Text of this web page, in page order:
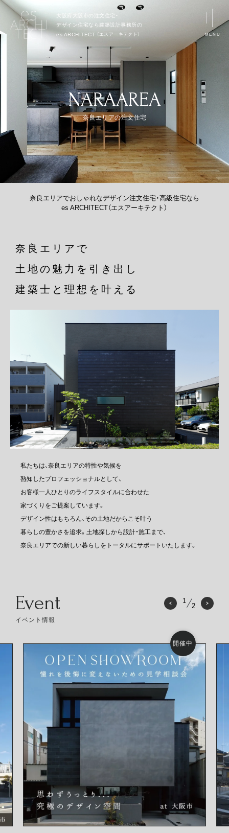
大阪府大阪市の注文住宅・
デザイン住宅なら 建築設計事務所の
es ARCHITECT （ エスアーキテクト） MENU
NARAAREA
奈良エリアの注文住宅
奈良エリアでおしゃれなデザイン注文住宅・高級住宅なら
es ARCHITECT（エスアーキテクト）
奈良エリアで
土地の魅力を引き出し
建築士と理想を叶える
私たちは、奈良エリアの特性や気候を
熟知したプロフェッショナルとして、
お客様一人ひとりのライフスタイルに合わせた
家づくりをご提案しています。
デザイン性はもちろん、その土地だからこそ叶う
暮らしの豊かさを追求。土地探しから設計・施工まで、
奈良エリアでの新しい暮らしをトータルにサポートいたします。
Event
イベント情報
1
2
開催中